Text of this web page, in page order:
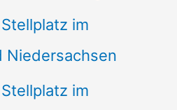
im
Niedersachsen
im